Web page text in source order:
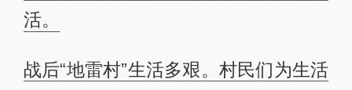
活。
战后“地雷村”生活多艰。村民们为生活